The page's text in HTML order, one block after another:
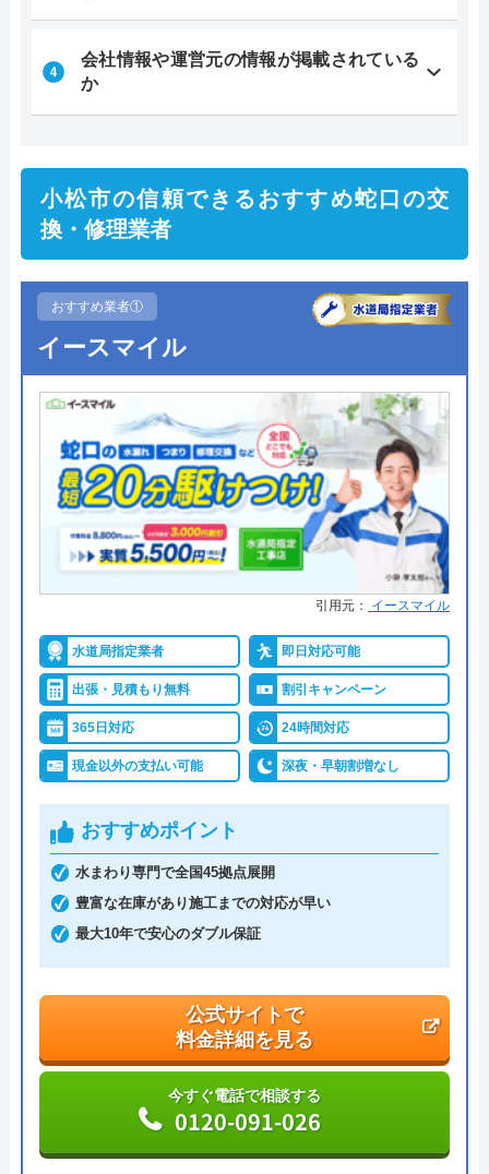
会社情報や運営元の情報が掲載されている
か
小松市の信頼できるおすすめ蛇口の交
換・修理業者
おすすめ業者①
イースマイル
引用元： イースマイル
水道局指定業者 即日対応可能
出張・見積もり無料 割引キャンペーン
365日対応 24時間対応
現金以外の支払い可能 深夜・早朝割増なし
おすすめポイント
水まわり専門で全国45拠点展開
豊富な在庫があり施工までの対応が早い
最大10年で安心のダブル保証
公式サイトで
料金詳細を見る
今すぐ電話で相談する
0120-091-026